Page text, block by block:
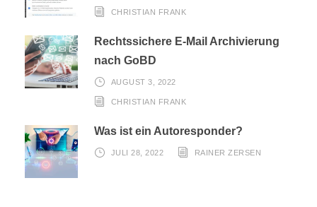
CHRISTIAN FRANK
Rechtssichere E-Mail Archivierung
nach GoBD
AUGUST 3, 2022
CHRISTIAN FRANK
Was ist ein Autoresponder?
JULI 28, 2022 RAINER ZERSEN